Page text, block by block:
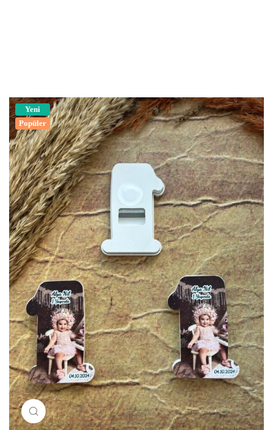
Yeni
Popüler
Resimi büyütmek için tıklayın